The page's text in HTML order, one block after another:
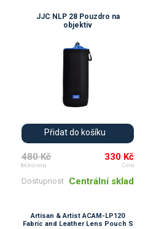
JJC NLP 28 Pouzdro na
objektiv
Přidat do košíku
480 Kč
běžná cena
330 Kč
Cena
Dostupnost Centrální sklad
Artisan & Artist ACAM-LP120
Fabric and Leather Lens Pouch S